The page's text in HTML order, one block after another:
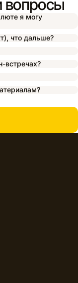
вопросы
я могу
что дальше?
встречах?